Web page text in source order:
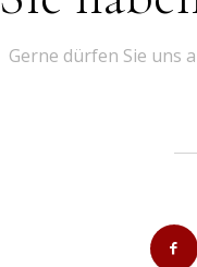
Gerne dürfen Sie uns